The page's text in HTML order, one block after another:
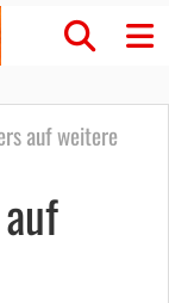
auf weitere